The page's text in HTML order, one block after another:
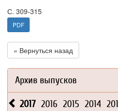
С. 309-315
PDF
« Вернуться назад
Архив выпусков
2017 2016 2015 2014